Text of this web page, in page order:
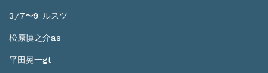
3/7〜9 ルスツ
松原慎之介as
平田晃一gt